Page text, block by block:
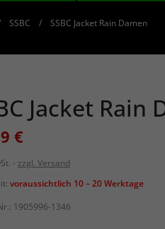
SSBC SSBC Jacket Rain Damen
Jacket Rain
€
zzgl. Versand
voraussichtlich 10 – 20 Werktage
1905996-1346